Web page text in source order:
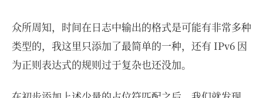
众所周知，时间在日志中输出的格式是可能有非常多种
类型的，我这里只添加了最简单的一种，还有 IPv6 因
为正则表达式的规则过于复杂也还没加。